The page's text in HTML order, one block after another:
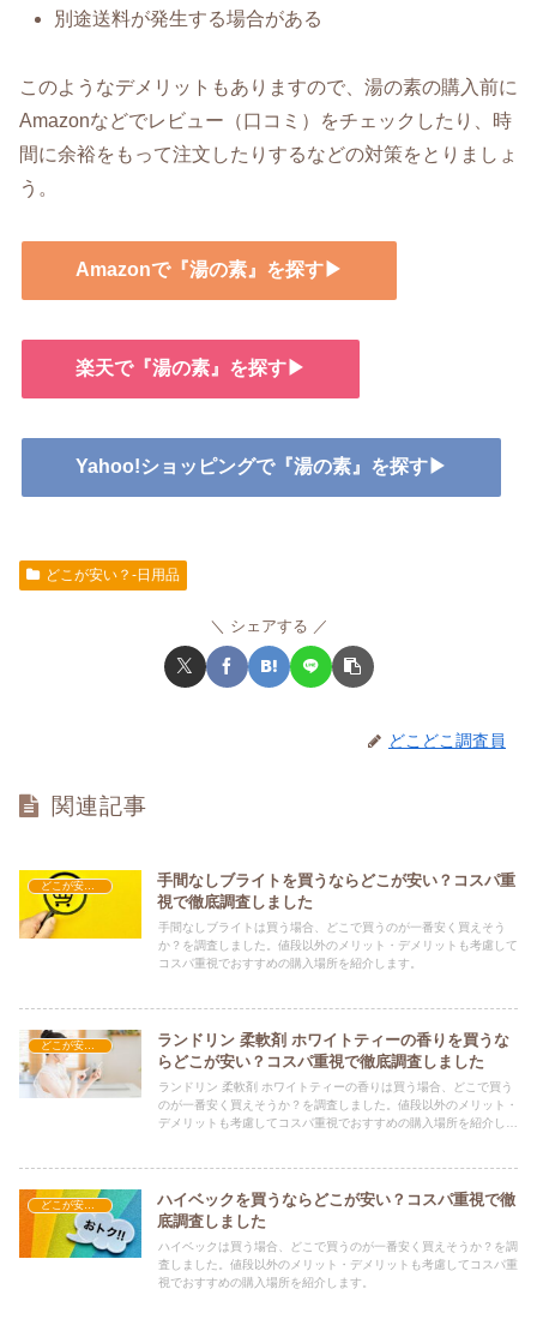
別途送料が発生する場合がある
このようなデメリットもありますので、湯の素の購入前に
Amazonなどでレビュー（口コミ）をチェックしたり、時
間に余裕をもって注文したりするなどの対策をとりましょ
う。
Amazonで『湯の素』を探す▶
楽天で『湯の素』を探す▶
Yahoo!ショッピングで『湯の素』を探す▶
どこが安い？-日用品
シェアする
どこどこ調査員
関連記事
どこが安い？-日用品
手間なしブライトを買うならどこが安い？コスパ重
視で徹底調査しました
手間なしブライトは買う場合、どこで買うのが一番安く買えそう
か？を調査しました。値段以外のメリット・デメリットも考慮して
コスパ重視でおすすめの購入場所を紹介します。
どこが安い？-日用品
ランドリン 柔軟剤 ホワイトティーの香りを買うな
らどこが安い？コスパ重視で徹底調査しました
ランドリン 柔軟剤 ホワイトティーの香りは買う場合、どこで買う
のが一番安く買えそうか？を調査しました。値段以外のメリット・
デメリットも考慮してコスパ重視でおすすめの購入場所を紹介しま
どこが安い？-日用品
ハイベックを買うならどこが安い？コスパ重視で徹
底調査しました
ハイベックは買う場合、どこで買うのが一番安く買えそうか？を調
査しました。値段以外のメリット・デメリットも考慮してコスパ重
視でおすすめの購入場所を紹介します。